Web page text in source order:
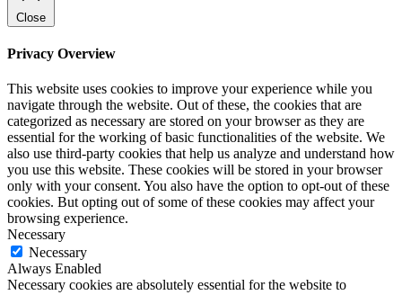
Close
Privacy Overview
This website uses cookies to improve your experience while you
navigate through the website. Out of these, the cookies that are
categorized as necessary are stored on your browser as they are
essential for the working of basic functionalities of the website. We
also use third-party cookies that help us analyze and understand how
you use this website. These cookies will be stored in your browser
only with your consent. You also have the option to opt-out of these
cookies. But opting out of some of these cookies may affect your
browsing experience.
Necessary
Necessary
Always Enabled
Necessary cookies are absolutely essential for the website to